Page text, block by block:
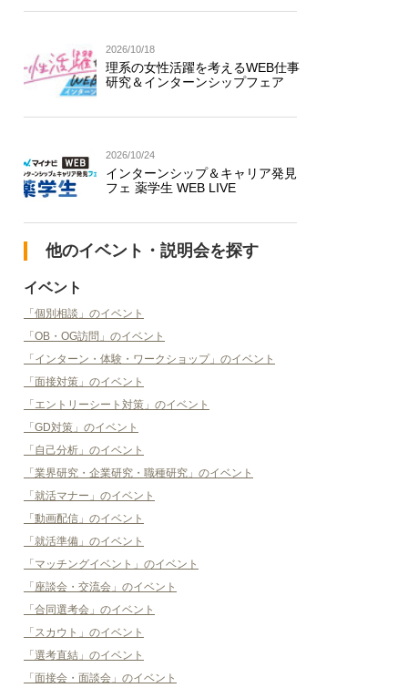
2026/10/18
理系の女性活躍を考えるWEB仕事
研究＆インターンシップフェア
2026/10/24
インターンシップ＆キャリア発見
フェ 薬学生 WEB LIVE
他のイベント・説明会を探す
イベント
「個別相談」のイベント
「OB・OG訪問」のイベント
「インターン・体験・ワークショップ」のイベント
「面接対策」のイベント
「エントリーシート対策」のイベント
「GD対策」のイベント
「自己分析」のイベント
「業界研究・企業研究・職種研究」のイベント
「就活マナー」のイベント
「動画配信」のイベント
「就活準備」のイベント
「マッチングイベント」のイベント
「座談会・交流会」のイベント
「合同選考会」のイベント
「スカウト」のイベント
「選考直結」のイベント
「面接会・面談会」のイベント